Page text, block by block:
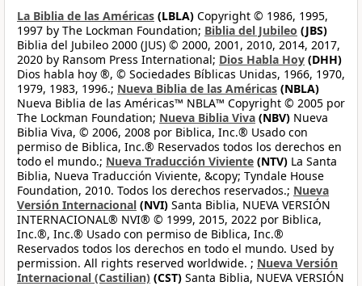
La Biblia de las Américas (LBLA) Copyright © 1986, 1995,
1997 by The Lockman Foundation; Biblia del Jubileo (JBS)
Biblia del Jubileo 2000 (JUS) © 2000, 2001, 2010, 2014, 2017,
2020 by Ransom Press International; Dios Habla Hoy (DHH)
Dios habla hoy ®, © Sociedades Bíblicas Unidas, 1966, 1970,
1979, 1983, 1996.; Nueva Biblia de las Américas (NBLA)
Nueva Biblia de las Américas™ NBLA™ Copyright © 2005 por
The Lockman Foundation; Nueva Biblia Viva (NBV) Nueva
Biblia Viva, © 2006, 2008 por Biblica, Inc.® Usado con
permiso de Biblica, Inc.® Reservados todos los derechos en
todo el mundo.; Nueva Traducción Viviente (NTV) La Santa
Biblia, Nueva Traducción Viviente, &copy; Tyndale House
Foundation, 2010. Todos los derechos reservados.; Nueva
Versión Internacional (NVI) Santa Biblia, NUEVA VERSIÓN
INTERNACIONAL® NVI® © 1999, 2015, 2022 por Biblica,
Inc.®, Inc.® Usado con permiso de Biblica, Inc.®
Reservados todos los derechos en todo el mundo. Used by
permission. All rights reserved worldwide. ; Nueva Versión
Internacional (Castilian) (CST) Santa Biblia, NUEVA VERSIÓN